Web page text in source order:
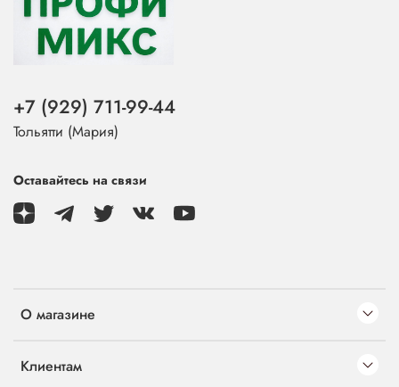
О магазине
Клиентам
+7 (929) 711-99-44
Тольятти (Мария)
Оставайтесь на связи